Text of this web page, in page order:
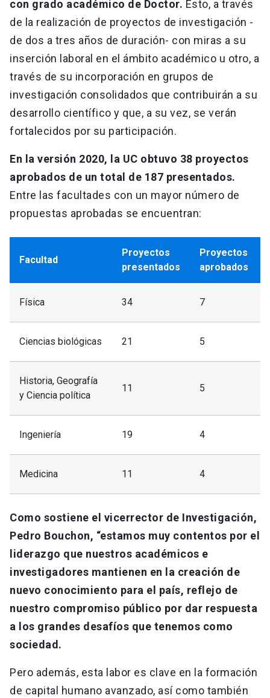
con grado académico de Doctor. Esto, a través
de la realización de proyectos de investigación -
de dos a tres años de duración- con miras a su
inserción laboral en el ámbito académico u otro, a
través de su incorporación en grupos de
investigación consolidados que contribuirán a su
desarrollo científico y que, a su vez, se verán
fortalecidos por su participación.
En la versión 2020, la UC obtuvo 38 proyectos
aprobados de un total de 187 presentados.
Entre las facultades con un mayor número de
propuestas aprobadas se encuentran:
Facultad
Proyectos
presentados
Proyectos
aprobados
Física 34 7
Ciencias biológicas 21 5
Historia, Geografía
y Ciencia política
11 5
Ingeniería 19 4
Medicina 11 4
Como sostiene el vicerrector de Investigación,
Pedro Bouchon, “estamos muy contentos por el
liderazgo que nuestros académicos e
investigadores mantienen en la creación de
nuevo conocimiento para el país, reflejo de
nuestro compromiso público por dar respuesta
a los grandes desafíos que tenemos como
sociedad.
Pero además, esta labor es clave en la formación
de capital humano avanzado, así como también